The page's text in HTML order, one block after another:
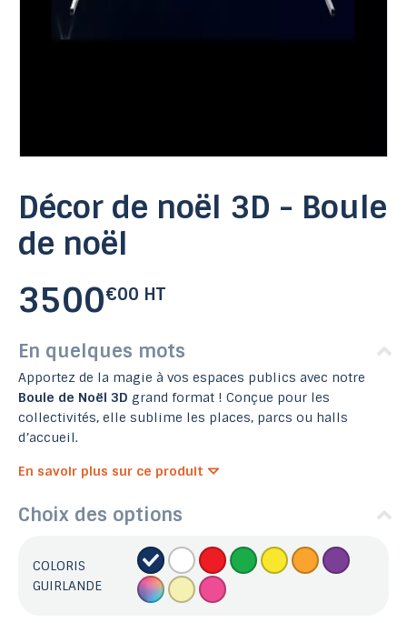
Décor de noël 3D - Boule
de noël
3500€00 HT
En quelques mots
Apportez de la magie à vos espaces publics avec notre
Boule de Noël 3D grand format ! Conçue pour les
collectivités, elle sublime les places, parcs ou halls
d’accueil.
En savoir plus sur ce produit
Choix des options
COLORIS
GUIRLANDE